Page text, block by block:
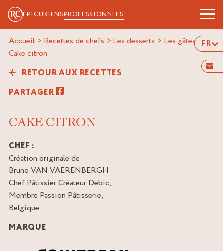
ÉPICURIENSPROFESSIONNELS
FR
Accueil > Recettes de chefs > Les desserts > Les gâteaux>
cake citron
RETOUR AUX RECETTES
PARTAGER
CAKE CITRON
CHEF :
Création originale de
Bruno VAN VAERENBERGH
Chef Pâtissier Créateur Debic,
Membre Passion Pâtisserie,
Belgique
MARQUE